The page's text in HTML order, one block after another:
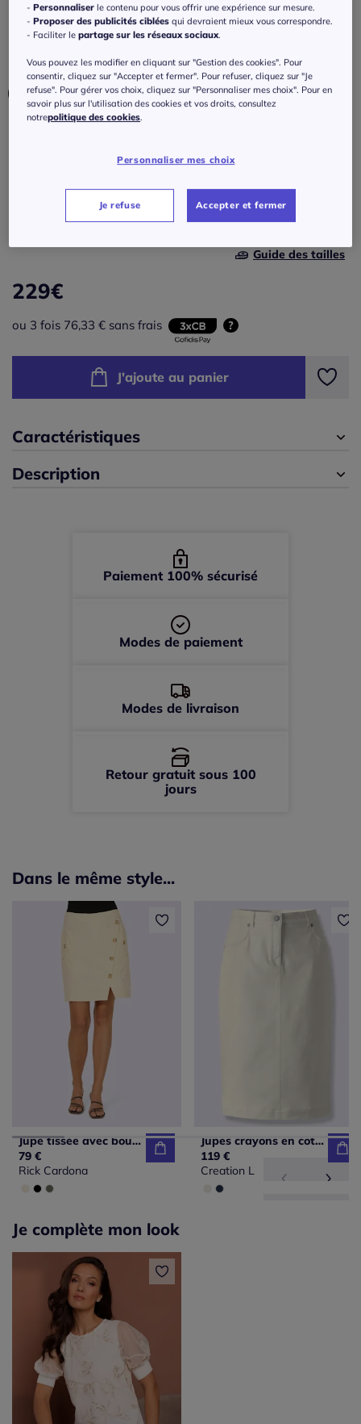
Réf : 434.126.007
Couleur :café au lait-noir imprimé
Longueur courte
Taille standard
Veuillez sélectionner une taille
46 -En stock
48 - En stock
Guide des tailles
229€
ou 3 fois 76,33 € sans frais ?
J'ajoute au panier
Caractéristiques
Description
Paiement 100% sécurisé
Modes de paiement
Modes de livraison
Retour gratuit sous 100
jours
Dans le même style...
Jupe tissée avec boutons et poches à rabat
79 €
Rick Cardona
Jupes crayons en coton avec poches et broderies
119 €
Creation L
Je complète mon look
-Personnaliser le contenu pour vous offrir une expérience sur mesure.
-Proposer des publicités ciblées qui devraient mieux vous correspondre.
- Faciliter lepartage sur les réseaux sociaux
Vous pouvez les modifier en cliquant sur "Gestion des cookies". Pour
consentir, cliquez sur "Accepter et fermer". Pour refuser, cliquez sur "Je
refuse". Pour gérer vos choix, cliquez sur "Personnaliser mes choix". Pour en
savoir plus sur l'utilisation des cookies et vos droits, consultez
notrepolitique des cookies
Personnaliser mes choix
Je refuse Accepter et fermer